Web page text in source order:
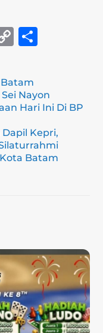
C
p
y
Li
n
k
e
Batam
Nayon
Hari Ini Di BP
Kepri,
Batam